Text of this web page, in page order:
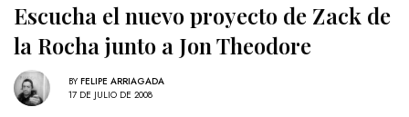
Escucha el nuevo proyecto de Zack de
la Rocha junto a Jon Theodore
BY FELIPE ARRIAGADA
17 DE JULIO DE 2008